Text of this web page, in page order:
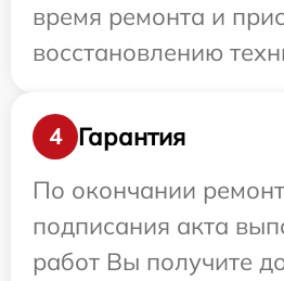
время ремонта и
восстановлению
4
Гарантия
По окончании
подписания акта
работ Вы получите